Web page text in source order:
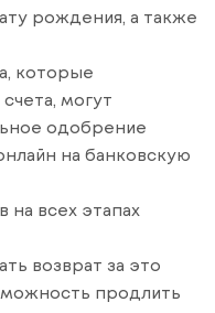
рождения, а также
которые
могут
одобрение
на банковскую
всех этапах
возврат за это
продлить